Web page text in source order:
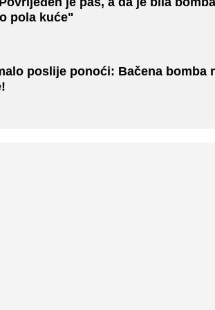
pola kuće"
poslije ponoći: Bačena bomba